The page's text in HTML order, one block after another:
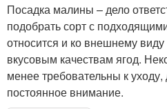
Посадка малины – дело
подобрать сорт с
относится и ко внешнему
вкусовым качествам ягод.
менее требовательны к уходу,
постоянное внимание.